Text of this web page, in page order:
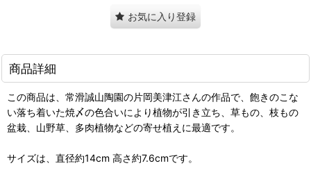
お気に入り登録
商品詳細
この商品は、常滑誠山陶園の片岡美津江さんの作品で、飽きのこな
い落ち着いた焼〆の色合いにより植物が引き立ち、草もの、枝もの
盆栽、山野草、多肉植物などの寄せ植えに最適です。
サイズは、直径約14cm 高さ約7.6cmです。